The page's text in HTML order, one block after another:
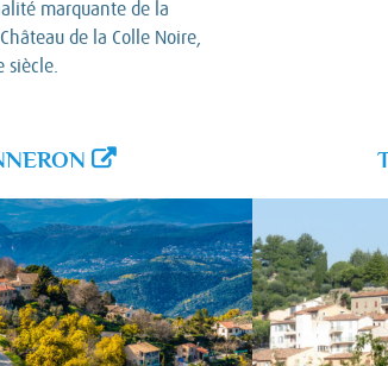
marquante de la
de la Colle Noire,
siècle.